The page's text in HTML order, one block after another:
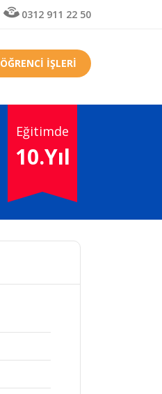
0312 911 22 50
ÖĞRENCİ İŞLERİ
Eğitimde
10.Yıl